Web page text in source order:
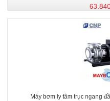
Máy bơm ly tâm trục ngang